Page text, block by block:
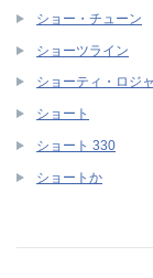
ショー・チューン
ショーツライン
ショーティ・ロジ
ショート
ショート 330
ショートか